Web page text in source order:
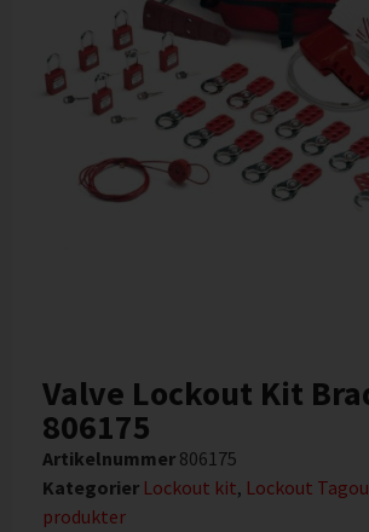
Valve Lockout Kit
806175
Artikelnummer 806175
Kategorier Lockout kit, Lockout
produkter